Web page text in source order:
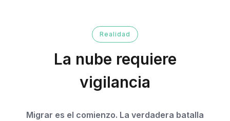
Realidad
La nube requiere
vigilancia
Migrar es el comienzo. La verdadera batalla